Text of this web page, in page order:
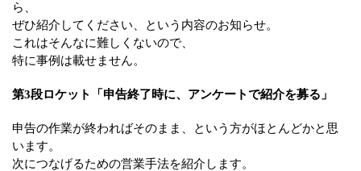
ら、
ぜひ紹介してください、という内容のお知らせ。
これはそんなに難しくないので、
特に事例は載せません。
第3段ロケット「申告終了時に、アンケートで紹介を募る」
申告の作業が終わればそのまま、という方がほとんどかと思
います。
次につなげるための営業手法を紹介します。